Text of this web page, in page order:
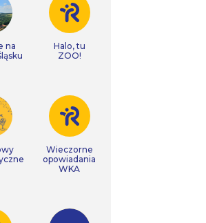
na
Halo, tu
ZOO!
Wieczorne
opowiadania
WKA